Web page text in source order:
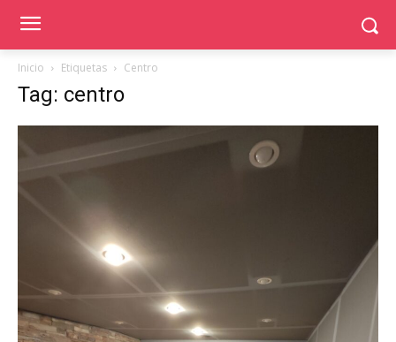
Inicio Etiquetas Centro
Tag: centro